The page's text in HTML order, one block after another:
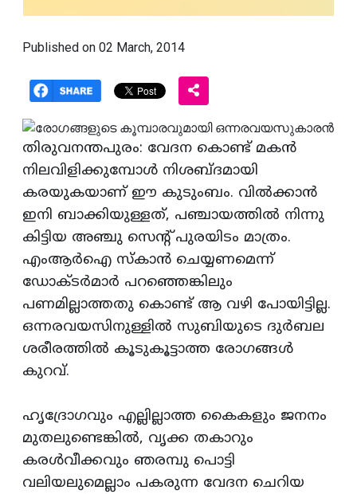
Published on 02 March, 2014
തിരുവനന്തപുരം: വേദന കൊണ്ട്‌ മകന്‍
നിലവിളിക്കുമ്പോള്‍ നിശബ്‌ദമായി
കരയുകയാണ്‌ ഈ കുടുംബം. വില്‍ക്കാന്‍
ഇനി ബാക്കിയുള്ളത്‌, പഞ്ചായത്തില്‍ നിന്നു
കിട്ടിയ അഞ്ചു സെന്റ്‌ പുരയിടം മാത്രം.
എംആര്‍ഐ സ്‌കാന്‍ ചെയ്യണമെന്ന്‌
ഡോക്‌ടര്‍മാര്‍ പറഞ്ഞെങ്കിലും
പണമില്ലാത്തതു കൊണ്ട്‌ ആ വഴി പോയിട്ടില്ല.
ഒന്നരവയസിനുള്ളില്‍ സുബിയുടെ ദുര്‍ബല
ശരീരത്തില്‍ കൂടുകൂട്ടാത്ത രോഗങ്ങള്‍
കുറവ്‌.
ഹൃദ്രോഗവും എല്ലില്ലാത്ത കൈകളും ജനനം
മുതലുണ്ടെങ്കില്‍, വൃക്ക തകാറും
കരള്‍വീക്കവും ഞരമ്പു പൊട്ടി
വലിയലുമെല്ലാം പകരുന്ന വേദന ചെറിയ